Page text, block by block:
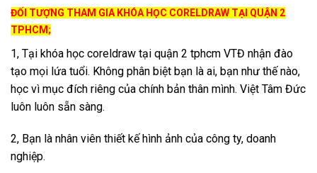
ĐỐI TƯỢNG THAM GIA KHÓA HỌC CORELDRAW TẠI QUẬN 2
TPHCM;
1, Tại khóa học coreldraw tại quận 2 tphcm VTĐ nhận đào
tạo mọi lứa tuổi. Không phân biệt bạn là ai, bạn như thế nào,
học vì mục đích riêng của chính bản thân mình. Việt Tâm Đức
luôn luôn sẵn sàng.
2, Bạn là nhân viên thiết kế hình ảnh của công ty, doanh
nghiệp.